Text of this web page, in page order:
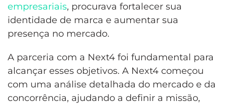
empresariais, procurava fortalecer sua
identidade de marca e aumentar sua
presença no mercado.
A parceria com a Next4 foi fundamental para
alcançar esses objetivos. A Next4 começou
com uma análise detalhada do mercado e da
concorrência, ajudando a definir a missão,